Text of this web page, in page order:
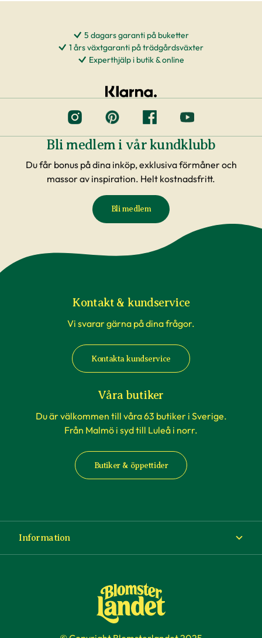
5 dagars garanti på buketter
1 års växtgaranti på trädgårdsväxter
Experthjälp i butik & online
Bli medlem i vår kundklubb
Du får bonus på dina inköp, exklusiva förmåner och
massor av inspiration. Helt kostnadsfritt.
Bli medlem
Kontakt & kundservice
Vi svarar gärna på dina frågor.
Kontakta kundservice
Våra butiker
Du är välkommen till våra 63 butiker i Sverige.
Från Malmö i syd till Luleå i norr.
Butiker & öppettider
Information
Köp- och leveransvillkor